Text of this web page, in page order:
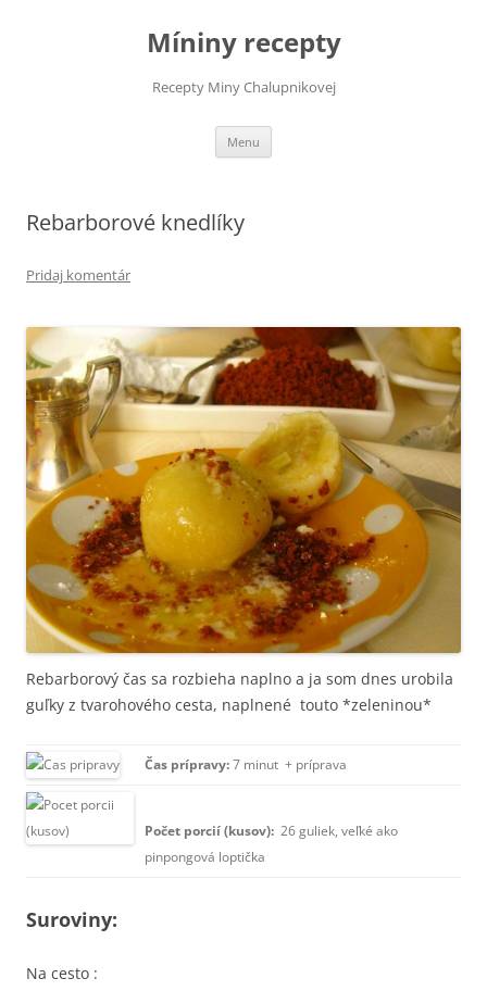
Míniny recepty
Recepty Miny Chalupnikovej
Menu
Rebarborové knedlíky
Pridaj komentár
Rebarborový čas sa rozbieha naplno a ja som dnes urobila
guľky z tvarohového cesta, naplnené touto *zeleninou*
Čas prípravy:7 minut + príprava
Počet porcií (kusov): 26 guliek, veľké ako
pinpongová loptička
Suroviny:
Na cesto :